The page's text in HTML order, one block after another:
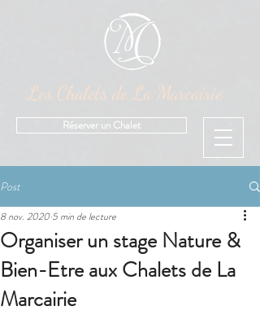
Réserver un Chalet
Les Chalets de La Marcairie
Post
Organiser un stage Nature &
Bien-Etre aux Chalets de La
Marcairie
8 nov. 2020 5 min de lecture